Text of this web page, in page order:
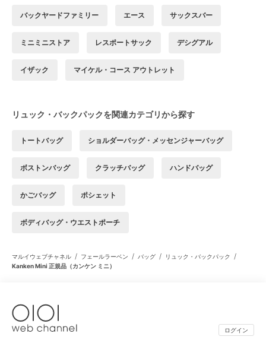
バックヤードファミリー エース サックスバー
ミニミニストア レスポートサック デシグアル
イザック マイケル・コース アウトレット
リュック・バックパックを関連カテゴリから探す
トートバッグ ショルダーバッグ・メッセンジャーバッグ
ボストンバッグ クラッチバッグ ハンドバッグ
かごバッグ ポシェット
ボディバッグ・ウエストポーチ
マルイウェブチャネル / フェールラーベン / バッグ / リュック・バックパック /
Kanken Mini 正規品（カンケン ミニ）
ログイン